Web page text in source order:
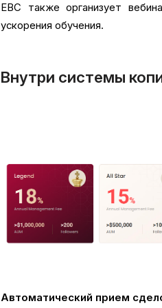
EBC также организует
ускорения обучения.
Внутри системы
Автоматический прием